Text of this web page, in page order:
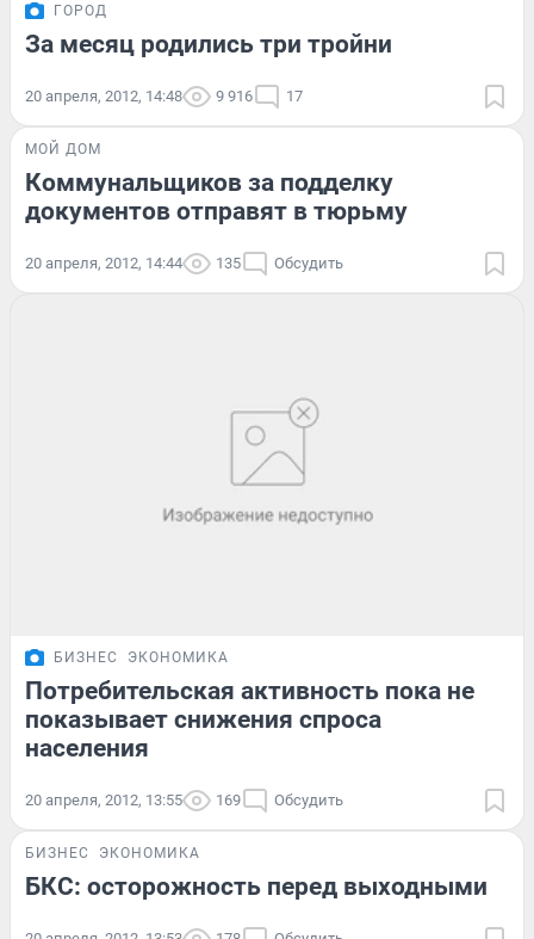
ГОРОД
За месяц родились три тройни
20 апреля, 2012, 14:48 9 916 17
МОЙ ДОМ
Коммунальщиков за подделку
документов отправят в тюрьму
20 апреля, 2012, 14:44 135 Обсудить
БИЗНЕС ЭКОНОМИКА
Потребительская активность пока не
показывает снижения спроса
населения
20 апреля, 2012, 13:55 169 Обсудить
БИЗНЕС ЭКОНОМИКА
БКС: осторожность перед выходными